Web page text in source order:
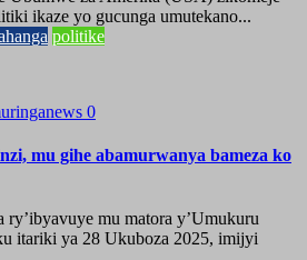
ikaze yo gucunga umutekano...
politike
0
mu gihe abamurwanya bameza ko
ry’ibyavuye mu matora y’Umukuru
itariki ya 28 Ukuboza 2025, imijyi